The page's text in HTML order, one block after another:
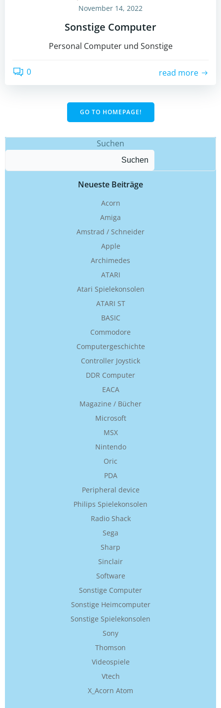
November 14, 2022
Sonstige Computer
Personal Computer und Sonstige
0 read more
GO TO HOMEPAGE!
Suchen
Suchen
Neueste Beiträge
Acorn
Amiga
Amstrad / Schneider
Apple
Archimedes
ATARI
Atari Spielekonsolen
ATARI ST
BASIC
Commodore
Computergeschichte
Controller Joystick
DDR Computer
EACA
Magazine / Bücher
Microsoft
MSX
Nintendo
Oric
PDA
Peripheral device
Philips Spielekonsolen
Radio Shack
Sega
Sharp
Sinclair
Software
Sonstige Computer
Sonstige Heimcomputer
Sonstige Spielekonsolen
Sony
Thomson
Videospiele
Vtech
X_Acorn Atom